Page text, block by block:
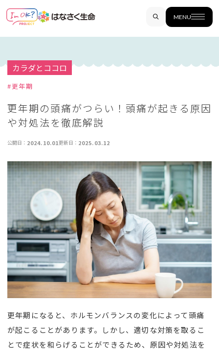
MENU
カラダとココロ
#更年期
更年期の頭痛がつらい！頭痛が起きる原因
や対処法を徹底解説
公開日： 2024.10.01更新日： 2025.03.12
更年期になると、ホルモンバランスの変化によって頭痛
が起こることがあります。しかし、適切な対策を取るこ
とで症状を和らげることができるため、原因や対処法を